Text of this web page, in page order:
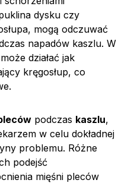
dysku czy
mogą odczuwać
napadów kaszlu. W
działać jak
kręgosłup, co
podczas kaszlu,
w celu dokładnej
problemu. Różne
podejść
mięśni pleców